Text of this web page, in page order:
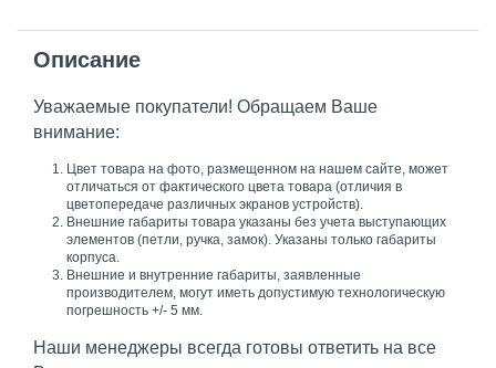
Описание
Уважаемые покупатели! Обращаем Ваше
внимание:
Цвет товара на фото, размещенном на нашем сайте, может
отличаться от фактического цвета товара (отличия в
цветопередаче различных экранов устройств).
Внешние габариты товара указаны без учета выступающих
элементов (петли, ручка, замок). Указаны только габариты
корпуса.
Внешние и внутренние габариты, заявленные
производителем, могут иметь допустимую технологическую
погрешность +/- 5 мм.
Наши менеджеры всегда готовы ответить на все